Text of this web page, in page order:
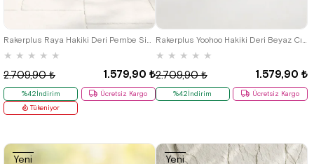
Rakerplus Raya Hakiki Deri Pembe Simli Cırtlı Kız Bebek Bot
★ ★ ★ ★ ★
1.579,90 ₺
2.709,90 ₺
%42İndirim Ücretsiz Kargo
Tükeniyor
Rakerplus Yoohoo Hakiki Deri Beyaz Cırtlı Kız Bebek Bot
★ ★ ★ ★ ★
1.579,90 ₺
2.709,90 ₺
%42İndirim Ücretsiz Kargo
Yeni
Yeni